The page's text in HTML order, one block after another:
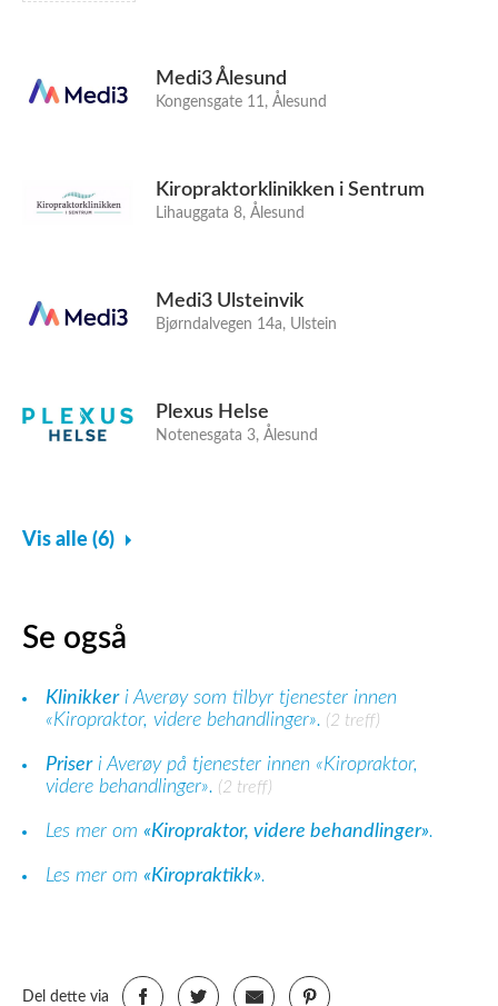
Medi3 Ålesund
Kongensgate 11, Ålesund
Kiropraktorklinikken i Sentrum
Lihauggata 8, Ålesund
Medi3 Ulsteinvik
Bjørndalvegen 14a, Ulstein
Plexus Helse
Notenesgata 3, Ålesund
Vis alle (6)
Se også
Klinikkeri Averøy som tilbyr tjenester innen
«Kiropraktor, videre behandlinger». (2 treff)
Priseri Averøy på tjenester innen «Kiropraktor,
videre behandlinger». (2 treff)
Les mer om «Kiropraktor, videre behandlinger».
Les mer om «Kiropraktikk».
Del dette via